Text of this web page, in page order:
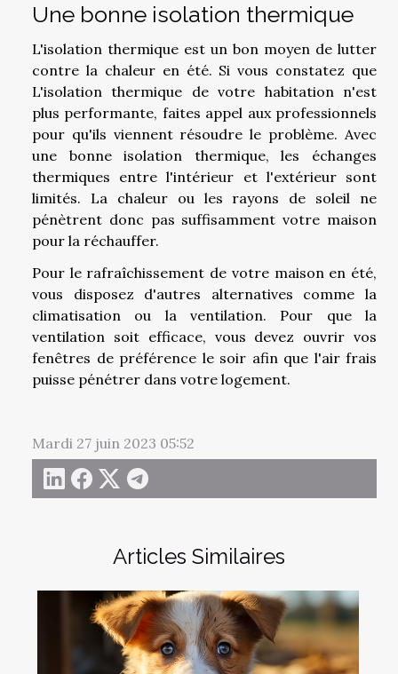
Articles Similaires
Une bonne isolation thermique
L'isolation thermique est un bon moyen de lutter
contre la chaleur en été. Si vous constatez que
L'isolation thermique de votre habitation n'est
plus performante, faites appel aux professionnels
pour qu'ils viennent résoudre le problème. Avec
une bonne isolation thermique, les échanges
thermiques entre l'intérieur et l'extérieur sont
limités. La chaleur ou les rayons de soleil ne
pénètrent donc pas suffisamment votre maison
pour la réchauffer.
Pour le rafraîchissement de votre maison en été,
vous disposez d'autres alternatives comme la
climatisation ou la ventilation. Pour que la
ventilation soit efficace, vous devez ouvrir vos
fenêtres de préférence le soir afin que l'air frais
puisse pénétrer dans votre logement.
Mardi 27 juin 2023 05:52